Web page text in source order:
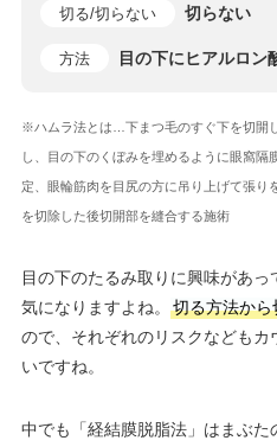
切る/切らない 切らない
方法 目の下にヒアルロン
※ハムラ法とは…下まつ毛のすぐ下を切開
し、目の下のくぼみを埋めるように眼窩隔
定、眼輪筋肉を目尻の方に吊り上げて張り
を切除した後切開部を縫合する施術
目の下のたるみ取りに興味があ
気になりますよね。
切る方法か
ので、それぞれのリスクなども
いですね。
中でも「経結膜脱脂法」はまぶ